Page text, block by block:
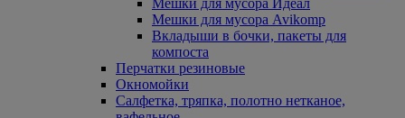
Мешки для мусора Идеал
Мешки для мусора Avikomp
Вкладыши в бочки, пакеты для
компоста
Перчатки резиновые
Окномойки
Салфетка, тряпка, полотно нетканое,